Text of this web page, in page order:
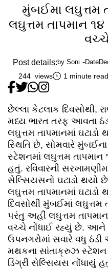
મુંબઈમા લઘુત્તમ
લઘુત્તમ તાપમાન
Post details: by Soni Date
244 views 1 minute read
છેલ્લા કેટલાક દિવસોથી,
મધ્ય ભારત તરફ આવતા
લઘુત્તમ તાપમાનમાં
સ્થિતિ છે, સોમવારે
સ્ટેશનમાં લઘુત્તમ તાપમાન
હતું. રવિવારની
સેલ્સિયસનો ઘટાડો થયો
લઘુત્તમ તાપમાનમાં
દિવસોથી મુંબઈમાં લઘુત્તમ
પરંતુ અહીં લઘુત્તમ
વચ્ચે નોંધાઈ રહ્યું છે.
ઉપનગરોમાં સવારે વધુ ઠંડી
મથકના સાંતાક્રુઝ સ્ટેશન
ડિગ્રી સેલ્સિયસ નોંધાયું